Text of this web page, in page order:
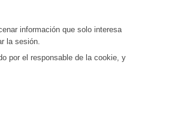
información que solo interesa
la sesión.
por el responsable de la cookie, y